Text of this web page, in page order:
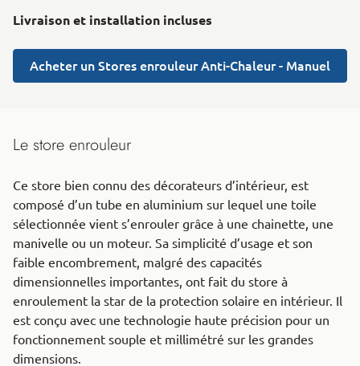
Livraison et installation incluses
Acheter un Stores enrouleur Anti-Chaleur - Manuel
Le store enrouleur
Ce store bien connu des décorateurs d’intérieur, est
composé d’un tube en aluminium sur lequel une toile
sélectionnée vient s’enrouler grâce à une chainette, une
manivelle ou un moteur. Sa simplicité d’usage et son
faible encombrement, malgré des capacités
dimensionnelles importantes, ont fait du store à
enroulement la star de la protection solaire en intérieur. Il
est conçu avec une technologie haute précision pour un
fonctionnement souple et millimétré sur les grandes
dimensions.